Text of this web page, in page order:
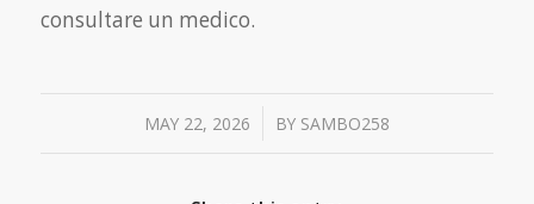
consultare un medico.
MAY 22, 2026
/ BY SAMBO258